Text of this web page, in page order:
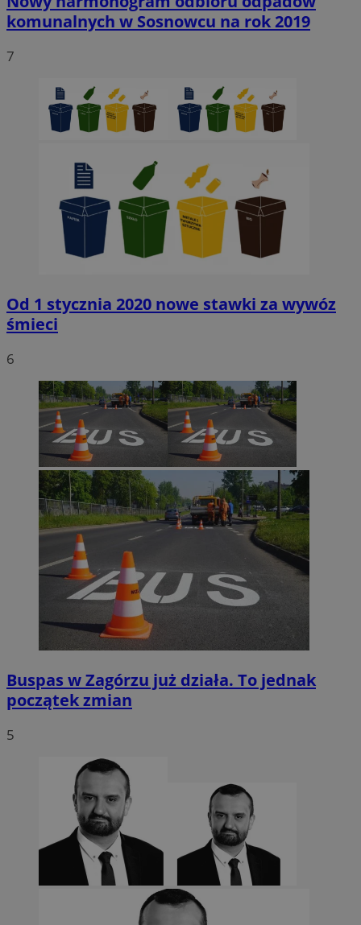
komunalnych w Sosnowcu na rok 2019
7
Od 1 stycznia 2020 nowe stawki za wywóz
śmieci
6
Buspas w Zagórzu już działa. To jednak
początek zmian
5